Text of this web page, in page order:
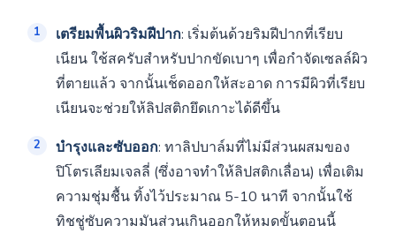
เตรียมพื้นผิวริมฝีปาก: เริ่มต้นด้วยริมฝีปากที่เรียบ
เนียน ใช้สครับสำหรับปากขัดเบาๆ เพื่อกำจัดเซลล์ผิว
ที่ตายแล้ว จากนั้นเช็ดออกให้สะอาด การมีผิวที่เรียบ
เนียนจะช่วยให้ลิปสติกยึดเกาะได้ดีขึ้น
บำรุงและซับออก: ทาลิปบาล์มที่ไม่มีส่วนผสมของ
ปิโตรเลียมเจลลี่ (ซึ่งอาจทำให้ลิปสติกเลื่อน) เพื่อเติม
ความชุ่มชื้น ทิ้งไว้ประมาณ 5-10 นาที จากนั้นใช้
ทิชชู่ซับความมันส่วนเกินออกให้หมดขั้นตอนนี้